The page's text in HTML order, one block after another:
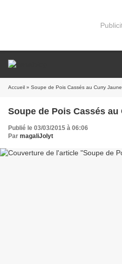
Accueil » Soupe de Pois Cassés au Curry Jaune
Soupe de Pois Cassés au
Publié le 03/03/2015 à 06:06
Par magaliJolyt